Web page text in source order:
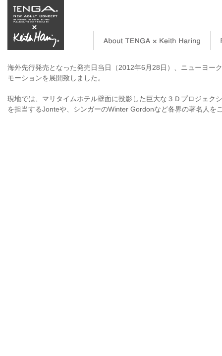
海外先行発売となった発売日当日（2012年6月28日）、ニューヨー
モーションを展開致しました。
現地では、マリタイムホテル壁面に投影した巨大な３Ｄプロジェク
を担当するJonteや、シンガーのWinter Gordonなど各界の著名人を